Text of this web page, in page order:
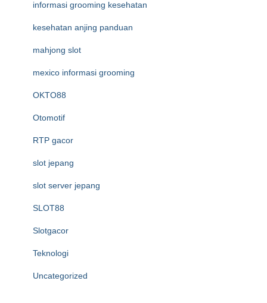
informasi grooming kesehatan
kesehatan anjing panduan
mahjong slot
mexico informasi grooming
OKTO88
Otomotif
RTP gacor
slot jepang
slot server jepang
SLOT88
Slotgacor
Teknologi
Uncategorized